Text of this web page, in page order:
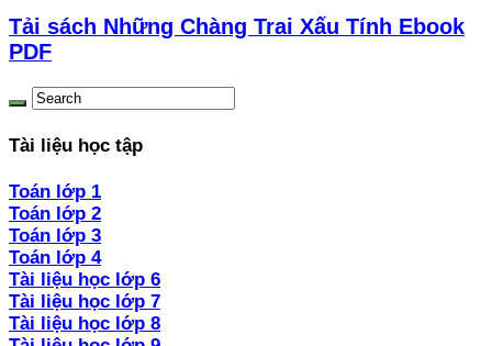
Tải sách Những Chàng Trai Xấu Tính Ebook
PDF
Tài liệu học tập
Toán lớp 1
Toán lớp 2
Toán lớp 3
Toán lớp 4
Tài liệu học lớp 6
Tài liệu học lớp 7
Tài liệu học lớp 8